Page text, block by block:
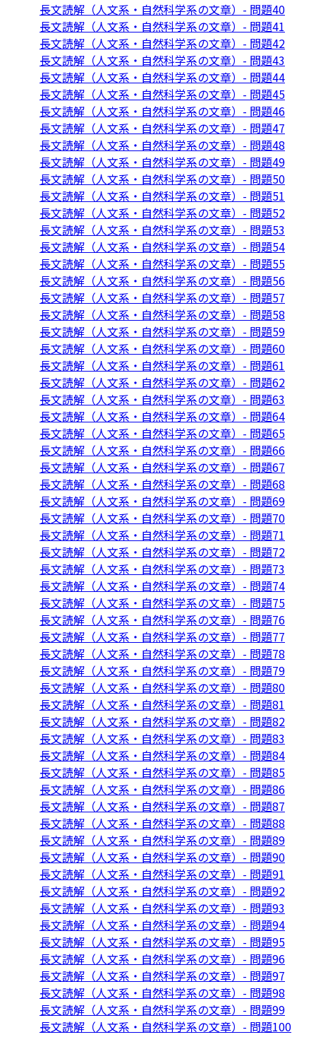
長文読解（人文系・自然科学系の文章）- 問題40
長文読解（人文系・自然科学系の文章）- 問題41
長文読解（人文系・自然科学系の文章）- 問題42
長文読解（人文系・自然科学系の文章）- 問題43
長文読解（人文系・自然科学系の文章）- 問題44
長文読解（人文系・自然科学系の文章）- 問題45
長文読解（人文系・自然科学系の文章）- 問題46
長文読解（人文系・自然科学系の文章）- 問題47
長文読解（人文系・自然科学系の文章）- 問題48
長文読解（人文系・自然科学系の文章）- 問題49
長文読解（人文系・自然科学系の文章）- 問題50
長文読解（人文系・自然科学系の文章）- 問題51
長文読解（人文系・自然科学系の文章）- 問題52
長文読解（人文系・自然科学系の文章）- 問題53
長文読解（人文系・自然科学系の文章）- 問題54
長文読解（人文系・自然科学系の文章）- 問題55
長文読解（人文系・自然科学系の文章）- 問題56
長文読解（人文系・自然科学系の文章）- 問題57
長文読解（人文系・自然科学系の文章）- 問題58
長文読解（人文系・自然科学系の文章）- 問題59
長文読解（人文系・自然科学系の文章）- 問題60
長文読解（人文系・自然科学系の文章）- 問題61
長文読解（人文系・自然科学系の文章）- 問題62
長文読解（人文系・自然科学系の文章）- 問題63
長文読解（人文系・自然科学系の文章）- 問題64
長文読解（人文系・自然科学系の文章）- 問題65
長文読解（人文系・自然科学系の文章）- 問題66
長文読解（人文系・自然科学系の文章）- 問題67
長文読解（人文系・自然科学系の文章）- 問題68
長文読解（人文系・自然科学系の文章）- 問題69
長文読解（人文系・自然科学系の文章）- 問題70
長文読解（人文系・自然科学系の文章）- 問題71
長文読解（人文系・自然科学系の文章）- 問題72
長文読解（人文系・自然科学系の文章）- 問題73
長文読解（人文系・自然科学系の文章）- 問題74
長文読解（人文系・自然科学系の文章）- 問題75
長文読解（人文系・自然科学系の文章）- 問題76
長文読解（人文系・自然科学系の文章）- 問題77
長文読解（人文系・自然科学系の文章）- 問題78
長文読解（人文系・自然科学系の文章）- 問題79
長文読解（人文系・自然科学系の文章）- 問題80
長文読解（人文系・自然科学系の文章）- 問題81
長文読解（人文系・自然科学系の文章）- 問題82
長文読解（人文系・自然科学系の文章）- 問題83
長文読解（人文系・自然科学系の文章）- 問題84
長文読解（人文系・自然科学系の文章）- 問題85
長文読解（人文系・自然科学系の文章）- 問題86
長文読解（人文系・自然科学系の文章）- 問題87
長文読解（人文系・自然科学系の文章）- 問題88
長文読解（人文系・自然科学系の文章）- 問題89
長文読解（人文系・自然科学系の文章）- 問題90
長文読解（人文系・自然科学系の文章）- 問題91
長文読解（人文系・自然科学系の文章）- 問題92
長文読解（人文系・自然科学系の文章）- 問題93
長文読解（人文系・自然科学系の文章）- 問題94
長文読解（人文系・自然科学系の文章）- 問題95
長文読解（人文系・自然科学系の文章）- 問題96
長文読解（人文系・自然科学系の文章）- 問題97
長文読解（人文系・自然科学系の文章）- 問題98
長文読解（人文系・自然科学系の文章）- 問題99
長文読解（人文系・自然科学系の文章）- 問題100